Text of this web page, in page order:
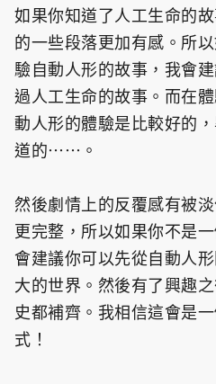
如果你知道了人工生命的
的一些段落更加有感。所
驗自動人形的故事，我會
過人工生命的故事。而在
動人形的體驗是比較好的
道的⋯⋯。
然後劇情上的反覆感有被
更完整，所以如果你不是
會建議你可以先從自動人
大的世界。然後有了興趣
史都補齊。我相信這會是
式！